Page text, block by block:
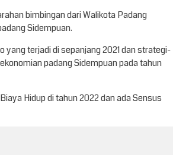
bimbingan dari Walikota Padang
Sidempuan.
terjadi di sepanjang 2021 dan strategi-
padang Sidempuan pada tahun
Hidup di tahun 2022 dan ada Sensus